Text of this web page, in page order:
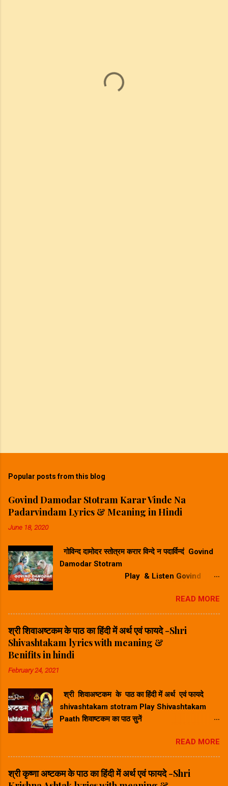
Popular posts from this blog
Govind Damodar Stotram Karar Vinde Na
Padarvindam Lyrics & Meaning in Hindi
June 18, 2020
गोविन्द दामोदर स्तोत्रम करार विन्दे न पदार्विन्दं Govind
Damodar Stotram
Play & Listen Govind
स्तोत्रम करार विन्दे न पदार विन्दम सुनिए ⬆
Play Song⬆ Govind Damodar Stotram
Lyrics & Meaning in Hindi-गोविन्द दामोदर स्तोत्र
का हिंदी में अर्थ करारविन्देन पदारविन्दं मुखारविन्दे
विनिवेशयन्तम्। वटस्य पत्रस्य पुटे शयानं बालं मुकुन्दं मनसा
स्मरामि।। Hindi Meaning -हिंदी अर्थ : जिन्होंने अपने
के दोने) पर शयन कर रहे हैं, ऐसे बाल मुकुन्द का मैं मन से
स्मरण करता हूँ। श्रीकृष्ण गोव...
READ MORE
श्री शिवाअष्टकम के पाठ का हिंदी में अर्थ एवं फायदे -Shri
Shivashtakam lyrics with meaning &
Benifits in hindi
February 24, 2021
श्री शिवाअष्टकम के पाठ का हिंदी में अर्थ एवं फायदे
shivashtakam stotram Play Shivashtakam
Paath शिवाष्टकम का पाठ सुनें
पाठ का हिंदी में अर्थ - Shri Shivashtakam lyrics
with meaning in hindi. प्रभुं प्राणनाथं विभुं विश्वनाथं
जगन्नाथनाथं सदानन्दभाजम् । भवद्भव्यभूतेश्वरं भूतनाथं शिवं
शङ्करं शम्भुमीशानमीडे ॥ १॥ Hindi Meaning -हिंदी
READ MORE
श्री कृष्णा अष्टकम के पाठ का हिंदी में अर्थ एवं फायदे -Shri